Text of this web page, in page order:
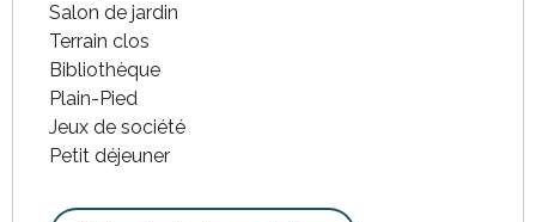
Salon de jardin
Terrain clos
Bibliothèque
Plain-Pied
Jeux de société
Petit déjeuner